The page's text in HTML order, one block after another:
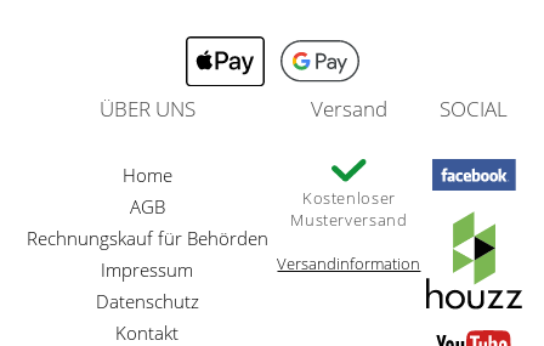
ÜBER UNS
Home
AGB
Rechnungskauf für Behörden
Impressum
Datenschutz
Kontakt
Versand
Kostenloser
Musterversand
Versandinformation
SOCIAL